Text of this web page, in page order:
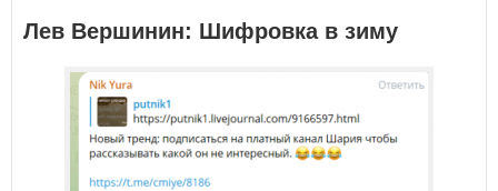
Лев Вершинин: Шифровка в зиму